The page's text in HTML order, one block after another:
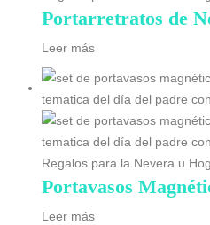
Portarretratos de
Leer más
Regalos para la Nevera u
Portavasos
Leer más